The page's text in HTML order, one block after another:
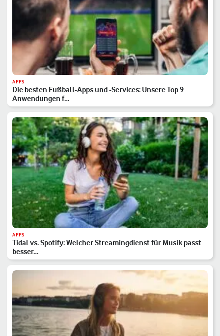
APPS
Die besten Fußball-Apps und -Services: Unsere Top 9
Anwendungen f…
APPS
Tidal vs. Spotify: Welcher Streamingdienst für Musik passt
besser…